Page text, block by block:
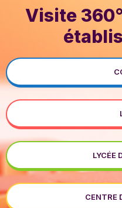
Visite
LYCÉE
CENTRE